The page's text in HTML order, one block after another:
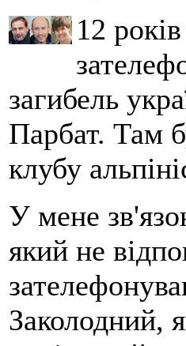
12
загибель
Парбат. Там
клубу
У мене
який не
Заколодний,